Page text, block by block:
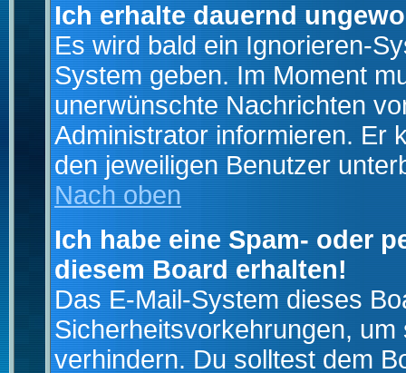
Ich erhalte dauernd
Es wird bald ein Ignorieren-
System geben. Im Moment
unerwünschte Nachrichten
Administrator informieren. Er
den jeweiligen Benutzer
Nach oben
Ich habe eine Spam- oder
diesem Board erhalten!
Das E-Mail-System dieses
Sicherheitsvorkehrungen,
verhindern. Du solltest dem